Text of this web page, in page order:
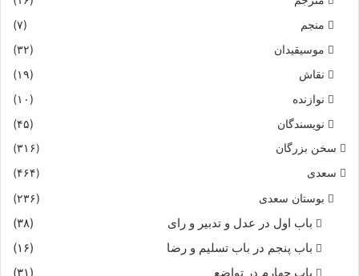
منجم
(۷)
موسیقیدان
(۳۲)
نقاش
(۱۹)
نوازنده
(۱۰)
نویسندگان
(۴۵)
سخن بزرگان
(۳۱۶)
سعدی
(۴۶۴)
بوستان سعدی (۲۳۶)
باب اول در عدل و تدبیر و رای
(۳۸)
باب پنجم در باب تسلیم و رضا
(۱۶)
باب چهارم در تواضع
(۳۱)